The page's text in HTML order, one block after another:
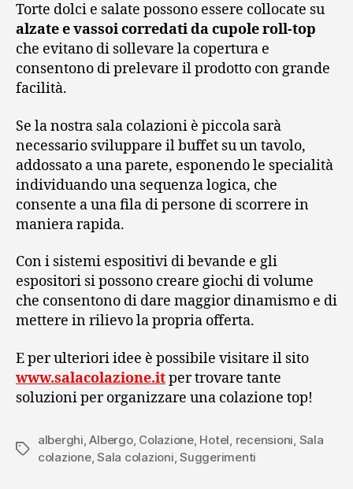
Torte dolci e salate possono essere collocate su
alzate e vassoi corredati da cupole roll-top
che evitano di sollevare la copertura e
consentono di prelevare il prodotto con grande
facilità.
Se la nostra sala colazioni è piccola sarà
necessario sviluppare il buffet su un tavolo,
addossato a una parete, esponendo le specialità
individuando una sequenza logica, che
consente a una fila di persone di scorrere in
maniera rapida.
Con i sistemi espositivi di bevande e gli
espositori si possono creare giochi di volume
che consentono di dare maggior dinamismo e di
mettere in rilievo la propria offerta.
E per ulteriori idee è possibile visitare il sito
www.salacolazione.itper trovare tante
soluzioni per organizzare una colazione top!
Tag
alberghi,Albergo, Colazione, Hotel, recensioni, Sala
colazione,Sala colazioni,Suggerimenti